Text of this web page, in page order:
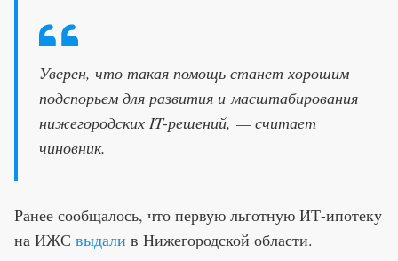
Уверен, что такая помощь станет хорошим
подспорьем для развития и масштабирования
нижегородских IT-решений, — считает
чиновник.
Ранее сообщалось, что первую льготную ИТ-ипотеку
на ИЖС выдали в Нижегородской области.